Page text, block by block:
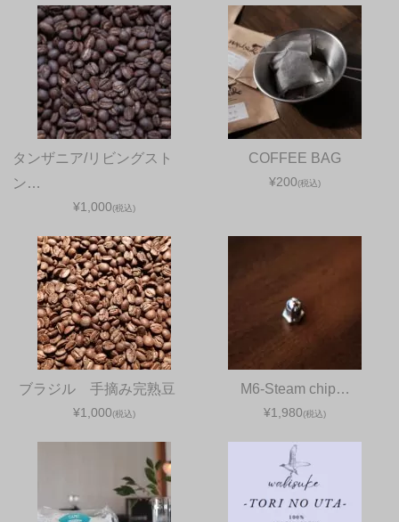
タンザニア/リビングスト
ン…
¥1,000(税込)
COFFEE BAG
¥200(税込)
ブラジル 手摘み完熟豆
¥1,000(税込)
M6-Steam chip…
¥1,980(税込)